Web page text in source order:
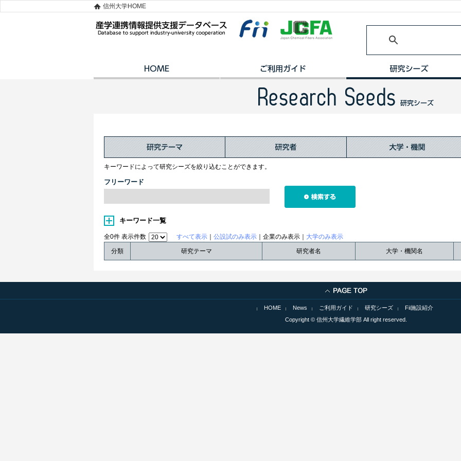
信州大学HOME
キーワードによって研究シーズを絞り込むことができます。
フリーワード
キーワード一覧
全0件 表示件数 すべて表示 公設試のみ表示 ｜企業のみ表示｜ 大学のみ表示
分類
研究テーマ 研究者名 大学・機関名
HOME News ご利用ガイド 研究シーズ
Fii施設紹介
Copyright © 信州大学繊維学部 All right reserved.